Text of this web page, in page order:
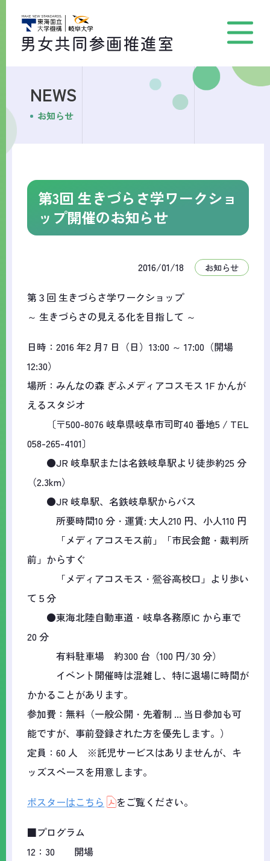
NEWS
お知らせ
第3回 生きづらさ学ワークショ
ップ開催のお知らせ
2016/01/18 お知らせ
第３回 生きづらさ学ワークショップ
～ 生きづらさの見える化を目指して ～
日時：2016 年2 月7 日（日）13:00 ～ 17:00（開場
12:30）
場所：みんなの森 ぎふメディアコスモス 1F かんが
えるスタジオ
〔〒500-8076 岐阜県岐阜市司町40 番地5 / TEL
058-265-4101〕
●JR 岐阜駅または名鉄岐阜駅より徒歩約25 分
（2.3km）
●JR 岐阜駅、名鉄岐阜駅からバス
所要時間10 分・運賃: 大人210 円、小人110 円
「メディアコスモス前」「市民会館・裁判所
前」からすぐ
「メディアコスモス・鶯谷高校口」より歩い
て５分
●東海北陸自動車道・岐阜各務原IC から車で
20 分
有料駐車場 約300 台（100 円/30 分）
イベント開催時は混雑し、特に退場に時間が
かかることがあります。
参加費：無料（一般公開・先着制 ... 当日参加も可
能ですが、事前登録された方を優先します。）
定員：60 人 ※託児サービスはありませんが、キ
ッズスペースを用意します。
ポスターはこちら をご覧ください。
■プログラム
12：30 開場